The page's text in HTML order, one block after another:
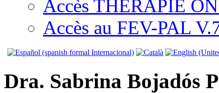
Accès THÉRAPIE
Accès au FEV-PAL
Dra. Sabrina Bojadós